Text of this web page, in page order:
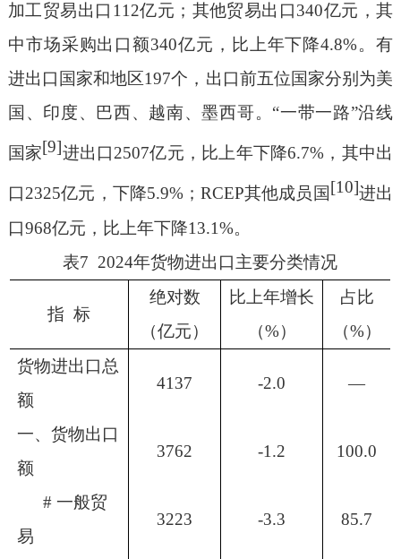
加工贸易出口 112亿元；其他贸易出口340亿元，其
中市场采购出口额340亿元，比上年下降4.8%。有
进出口国家和地区197个，出口前五位国家分别为美
国、印度、巴西、越南、墨西哥。 “一带一路”沿线
国家[9]进出口2507亿元，比上年下降6.7% ，其中出
口2325亿元，下降5.9%； RCEP其他成员国[10]进出
口968亿元，比上年下降13.1%。
表7 2024年货物进出口主要分类情况
指 标
绝对数
（亿元）
比上年增长
（%）
占比
（%）
货物进出口总
额
4137 -2.0 —
一、货物出口
额
3762 -1.2 100.0
# 一般贸
易
3223 -3.3 85.7